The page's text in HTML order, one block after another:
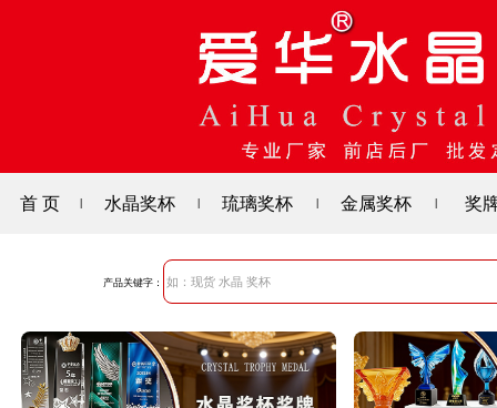
首 页 水晶奖杯 琉璃奖杯 金属奖杯 奖
产品关键字：